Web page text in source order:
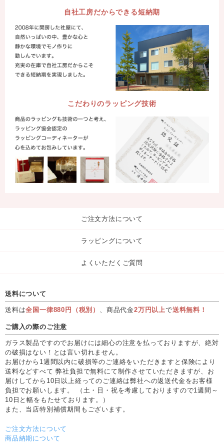
自社工房だからできる短納期
こだわりのラッピング技術
ご注文方法について
ラッピングについて
よくいただくご質問
送料について
送料は全国一律880円（税別） 、商品代金2万円以上で送料無料！
ご購入の際のご注意
ガラス製品ですのでお届けには細心の注意を払っておりますが、絶対
の破損はない！とは言い切れません。
お届けから1週間以内に破損等のご連絡をいただきますと保険により
送料などすべて 弊社負担で無料にて制作させていただきますが、お
届けしてから10日以上経ってのご連絡は弊社への返送代金をお客様
負担でお願いします。 （土・日・祝を考慮しておりますので1週間～
10日と幅をもたせております。）
また、当店特別補償期間もございます。
ご注文方法について
商品納期について